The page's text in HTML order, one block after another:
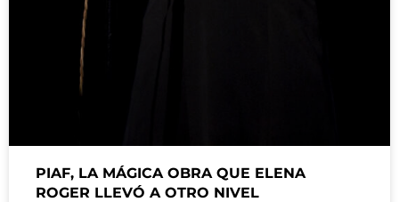
PIAF, LA MÁGICA OBRA QUE ELENA
ROGER LLEVÓ A OTRO NIVEL